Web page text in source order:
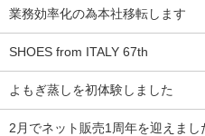
業務効率化の為本社移転します
SHOES from ITALY 67th
よもぎ蒸しを初体験しました
2月でネット販売1周年を迎えまし